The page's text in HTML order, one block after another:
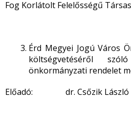
Fog Korlátolt Felelősségű
Érd Megyei Jogú Város
költségvetéséről
önkormányzati rendelet
Előadó: dr. Csőzik László